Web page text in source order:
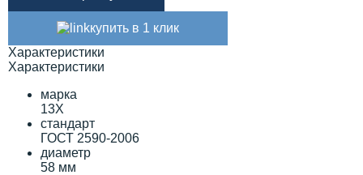
купить в 1 клик
Характеристики
Характеристики
марка
13Х
стандарт
ГОСТ 2590-2006
диаметр
58 мм